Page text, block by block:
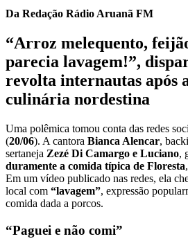
Da Redação Rádio Aruanã FM
“Arroz melequento,
parecia lavagem!”,
revolta internautas após
culinária nordestina
Uma polêmica tomou conta das redes
(20/06). A cantora Bianca Alencar,
sertaneja Zezé Di Camargo e Luciano,
duramente a comida típica de Floresta
Em um vídeo publicado nas redes, ela
local com “lavagem”, expressão
comida dada a porcos.
“Paguei e não comi”